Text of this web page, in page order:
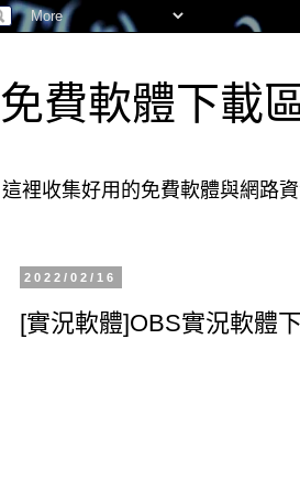
免費軟體下載
這裡收集好用的免費軟體與網路
2022/02/16
[實況軟體]OBS實況軟體